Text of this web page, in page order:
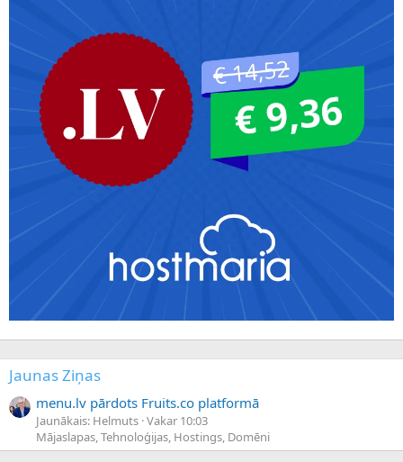
Jaunas Ziņas
menu.lv pārdots Fruits.co platformā
Jaunākais: Helmuts Vakar 10:03
Mājaslapas, Tehnoloģijas, Hostings, Domēni